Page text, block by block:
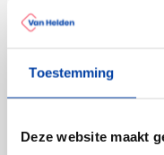
Toestemming
Deze website maakt